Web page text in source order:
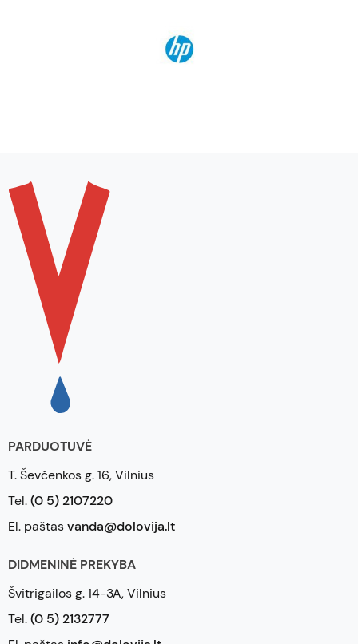
PARDUOTUVĖ
T. Ševčenkos g. 16, Vilnius
Tel.(0 5) 2107220
El. paštasvanda@dolovija.lt
DIDMENINĖ PREKYBA
Švitrigailos g. 14-3A, Vilnius
Tel.(0 5) 2132777